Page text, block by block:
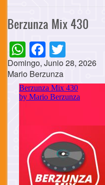
Berzunza Mix 430
WhatsApp
Facebook
Domingo, Junio 28, 2026
Mario Berzunza
Cuerpo